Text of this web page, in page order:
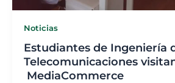
Noticias
Estudiantes de Ingeniería
Telecomunicaciones
MediaCommerce